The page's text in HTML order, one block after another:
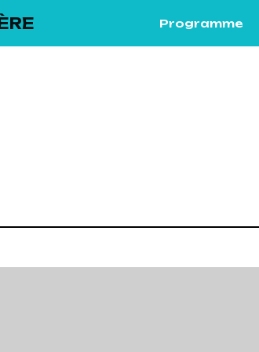
Programme